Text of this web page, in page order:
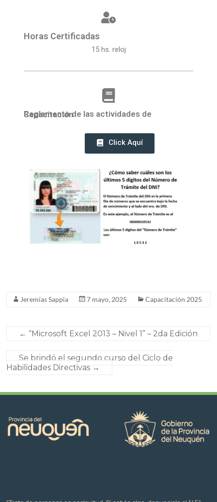
Horas Certificadas
15 hs. reloj
Reglamento de las actividades de Capacitación
Click Aquí
Jeremías Sappia 7 mayo, 2025 Capacitación 2025
← “Microsoft Excel 2013 – Nivel 1” – 2da Edición
Se brindó el segundo curso del Ciclo de
Habilidades Directivas →